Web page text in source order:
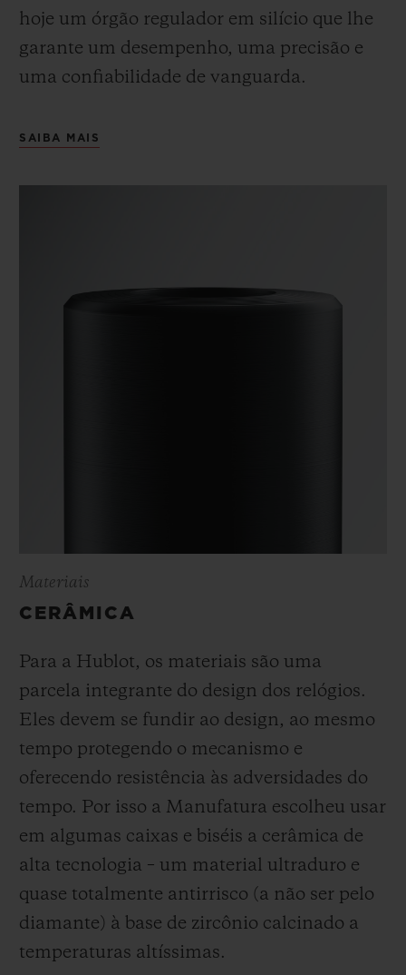
hoje um órgão regulador em silício que lhe
garante um desempenho, uma precisão e
uma confiabilidade de vanguarda.
SAIBA MAIS
Materiais
CERÂMICA
Para a Hublot, os materiais são uma
parcela integrante do design dos relógios.
Eles devem se fundir ao design, ao mesmo
tempo protegendo o mecanismo e
oferecendo resistência às adversidades do
tempo. Por isso a Manufatura escolheu usar
em algumas caixas e biséis a cerâmica de
alta tecnologia – um material ultraduro e
quase totalmente antirrisco (a não ser pelo
diamante) à base de zircônio calcinado a
temperaturas altíssimas.